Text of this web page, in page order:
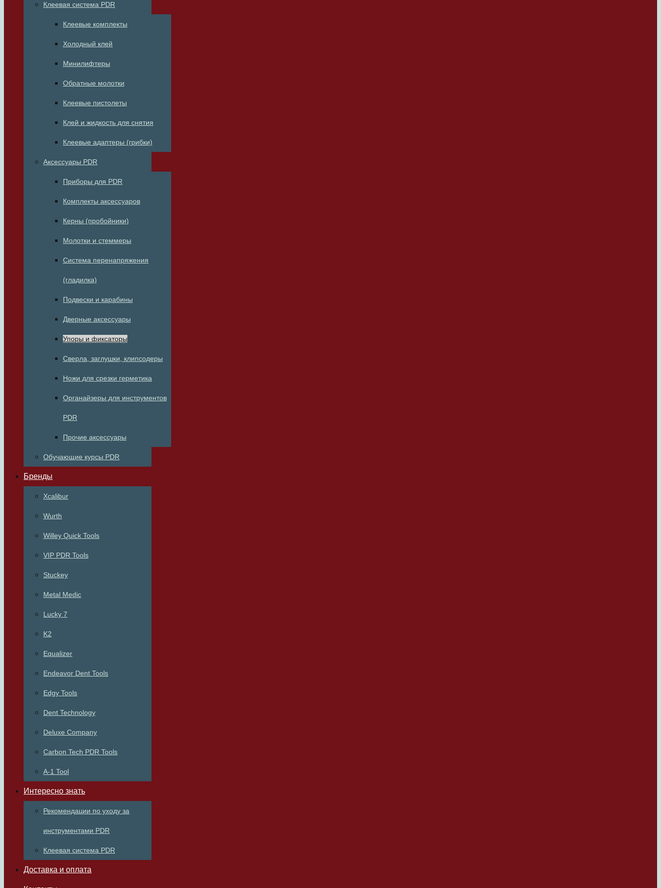
Клеевая система PDR
Клеевые комплекты
Холодный клей
Минилифтеры
Обратные молотки
Клеевые пистолеты
Клей и жидкость для снятия
Клеевые адаптеры (грибки)
Аксессуары PDR
Приборы для PDR
Комплекты аксессуаров
Керны (пробойники)
Молотки и стеммеры
Система перенапряжения
(гладилка)
Подвески и карабины
Дверные аксессуары
Упоры и фиксаторы
Сверла, заглушки, клипсодеры
Ножи для срезки герметика
Органайзеры для инструментов
PDR
Прочие аксессуары
Обучающие курсы PDR
Бренды
Xcalibur
Wurth
Willey Quick Tools
VIP PDR Tools
Stuckey
Metal Medic
Lucky 7
K2
Equalizer
Endeavor Dent Tools
Edgy Tools
Dent Technology
Deluxe Company
Carbon Tech PDR Tools
A-1 Tool
Интересно знать
Рекомендации по уходу за
инструментами PDR
Клеевая система PDR
Доставка и оплата